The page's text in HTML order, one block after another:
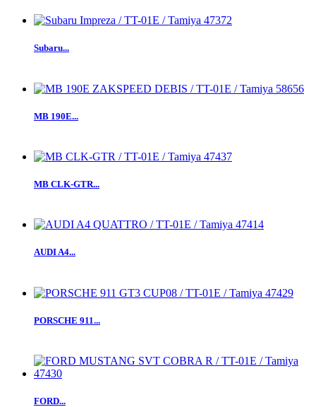
Subaru...
MB 190E...
MB CLK-GTR...
AUDI A4...
PORSCHE 911...
FORD...